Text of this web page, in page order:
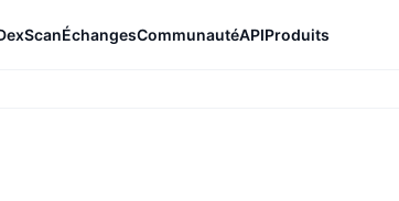
ÉchangesCommunautéAPIProduits